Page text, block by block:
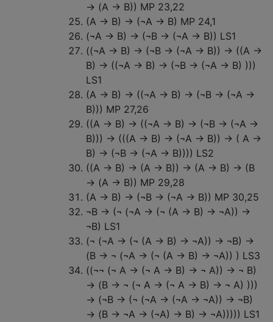
→ (A → B)) MP 23,22
(A → B) → (¬A → B) MP 24,1
(¬A → B) → (¬B → (¬A → B)) LS1
((¬A → B) → (¬B → (¬A → B)) → ((A →
B) → ((¬A → B) → (¬B → (¬A → B) )))
LS1
(A → B) → ((¬A → B) → (¬B → (¬A →
B))) MP 27,26
((A → B) → ((¬A → B) → (¬B → (¬A →
B))) → (((A → B) → (¬A → B)) → ( A →
B) → (¬B → (¬A → B)))) LS2
((A → B) → (A → B)) → (A → B) → (B
→ (A → B)) MP 29,28
(A → B) → (¬B → (¬A → B)) MP 30,25
¬B → (¬ (¬A → (¬ (A → B) → ¬A)) →
¬B) LS1
(¬ (¬A → (¬ (A → B) → ¬A)) → ¬B) →
(B → ¬ (¬A → (¬ (A → B) → ¬A)) ) LS3
((¬¬ (¬ A → (¬ A → B) → ¬ A)) → ¬ B)
→ (B → ¬ (¬ A → (¬ A → B) → ¬ A) )))
→ (¬B → (¬ (¬A → (¬A → ¬A)) → ¬B)
→ (B → ¬A → (¬A) → B) → ¬A))))) LS1